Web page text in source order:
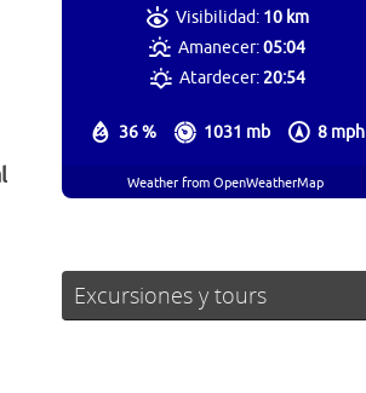
36 % 1031 mb 8 mph
Visibilidad: 10 km
Amanecer:05:04
Atardecer:20:54
Weather from OpenWeatherMap
Excursiones y tours